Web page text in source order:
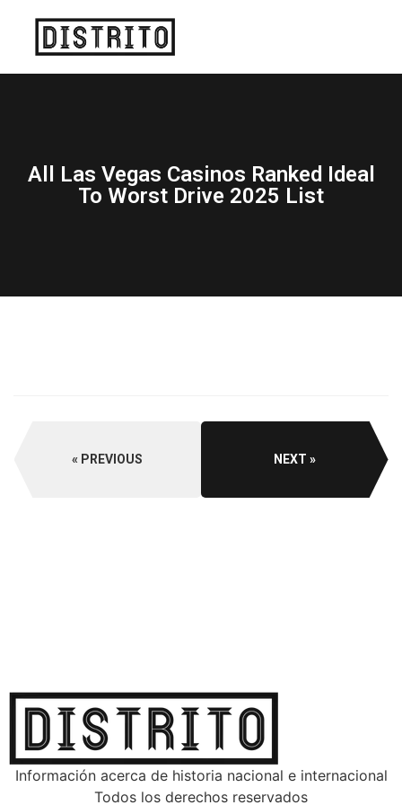
All Las Vegas Casinos Ranked Ideal
To Worst Drive 2025 List
PREVIOUS NEXT
Información acerca de historia nacional e internacional
Todos los derechos reservados